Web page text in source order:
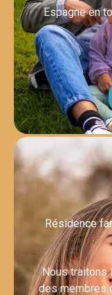
Espagne en
Résidence
Nous traitons
des membres